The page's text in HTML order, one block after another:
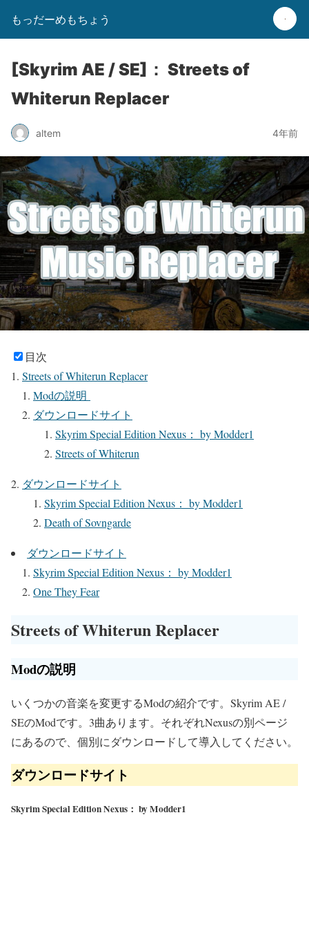
もっだーめもちょう
[Skyrim AE / SE]： Streets of
Whiterun Replacer
altem 4年前
目次
Streets of Whiterun Replacer
Modの説明
ダウンロードサイト
Skyrim Special Edition Nexus： by Modder1
Streets of Whiterun
ダウンロードサイト
Skyrim Special Edition Nexus： by Modder1
Death of Sovngarde
ダウンロードサイト
Skyrim Special Edition Nexus： by Modder1
One They Fear
Streets of Whiterun Replacer
Modの説明
いくつかの音楽を変更するModの紹介です。Skyrim AE /
SEのModです。3曲あります。それぞれNexusの別ページ
にあるので、個別にダウンロードして導入してください。
ダウンロードサイト
Skyrim Special Edition Nexus： by Modder1